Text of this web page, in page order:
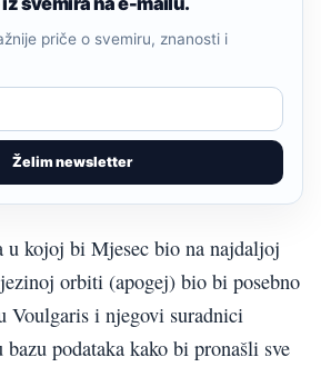
Želim newsletter
priče o svemiru, znanosti i
u kojoj bi Mjesec bio na najdaljoj
orbiti (apogej) bio bi posebno
Voulgaris i njegovi suradnici
podataka kako bi pronašli sve